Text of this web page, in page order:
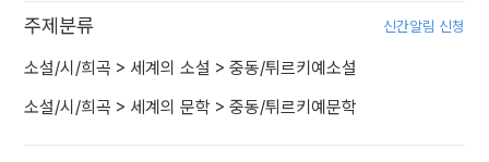
주제분류 신간알림 신청
소설/시/희곡 > 세계의 소설 > 중동/튀르키예소설
소설/시/희곡 > 세계의 문학 > 중동/튀르키예문학